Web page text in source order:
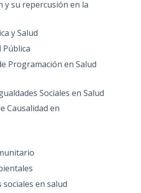
y su repercusión en la
y Salud
Pública
Programación en Salud
Sociales en Salud
Causalidad en
sociales en salud